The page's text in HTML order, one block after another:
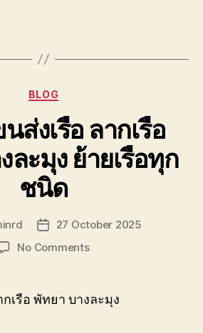
Categories
BLOG
ส่งเรือ ลากเรือ
ละมุง ย้ายเรือทุก
ชนิด
Post27 October 2025
No Commentson
เรือ
เรือ พัทยา บางละมุง